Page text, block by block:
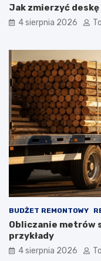
Jak zmierzyć
4 sierpnia 2026
BUDŻET REMONTOWY
Obliczanie metrów
przykłady
4 sierpnia 2026